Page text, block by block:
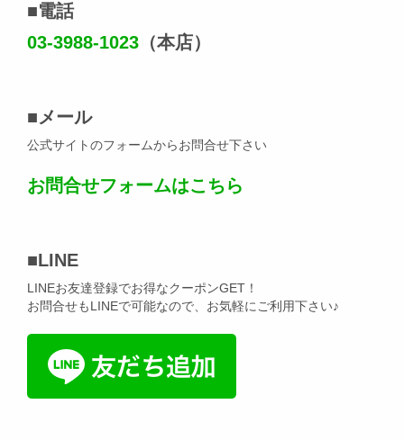
■電話
03-3988-1023 （本店）
■メール
公式サイトのフォームからお問合せ下さい
お問合せフォームはこちら
■LINE
LINEお友達登録でお得なクーポンGET！
お問合せもLINEで可能なので、お気軽にご利用下さい♪